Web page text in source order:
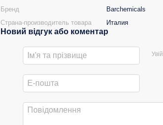
Бренд
Barchemicals
Страна-производитель товара
Италия
Новий відгук або коментар